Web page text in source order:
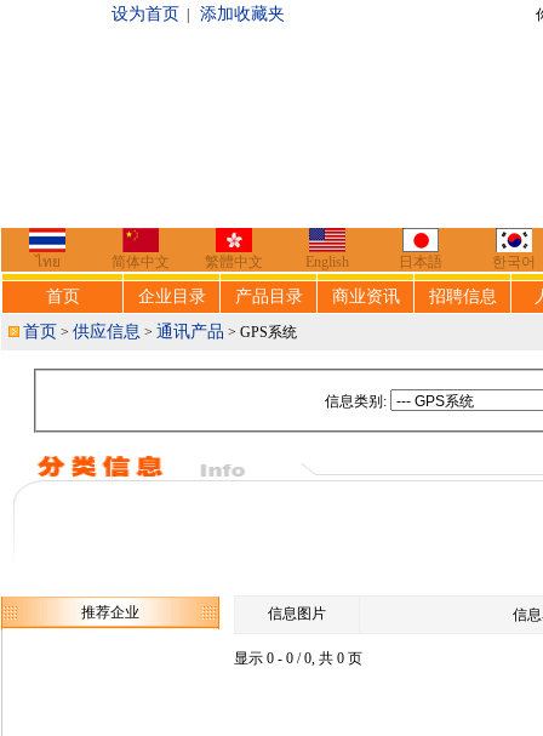
设为首页 添加收藏夹 你好，欢迎来到
ไทย 简体中文 繁體中文 English 日本語 한국어
首页 企业目录 产品目录 商业资讯 招聘信息
首页 > 供应信息 > 通讯产品 > GPS系统
信息类别:
推荐企业 信息图片 信
显示 0 - 0 / 0, 共 0 页